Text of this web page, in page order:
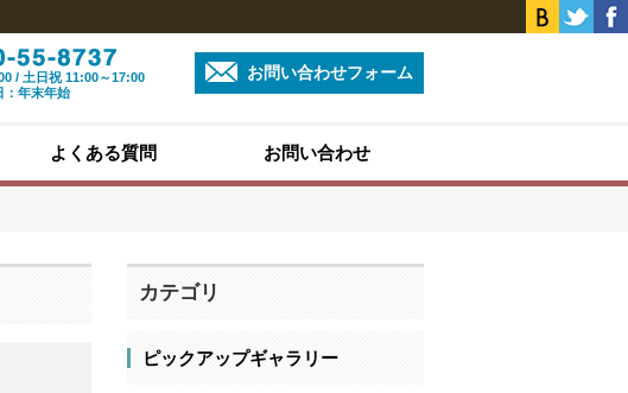
/ 土日祝 11:00～17:00
：年末年始
お問い合わせフォーム
よくある質問 お問い合わせ
カテゴリ
ピックアップギャラリー